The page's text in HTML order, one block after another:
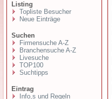
Listing
Topliste Besucher
Neue Einträge
Suchen
Firmensuche A-Z
Branchensuche A-Z
Livesuche
TOP100
Suchtipps
Eintrag
Info,s und Regeln